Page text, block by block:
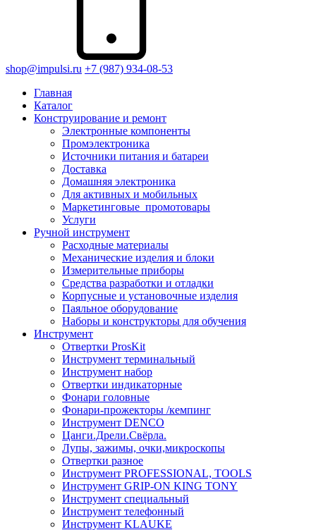
shop@impulsi.ru +7 (987) 934-08-53
Главная
Каталог
Конструирование и ремонт
Электронные компоненты
Промэлектроника
Источники питания и батареи
Доставка
Домашняя электроника
Для активных и мобильных
Маркетинговые_промотовары
Услуги
Ручной инструмент
Расходные материалы
Механические изделия и блоки
Измерительные приборы
Средства разработки и отладки
Корпусные и установочные изделия
Паяльное оборудование
Наборы и конструкторы для обучения
Инструмент
Отвертки ProsKit
Инструмент терминальный
Инструмент набор
Отвертки индикаторные
Фонари головные
Фонари-прожекторы /кемпинг
Инструмент DENCO
Цанги.Дрели.Свёрла.
Лупы, зажимы, очки,микроскопы
Отвертки разное
Инструмент PROFESSIONAL, TOOLS
Инструмент GRIP-ON KING TONY
Инструмент специальный
Инструмент телефонный
Инструмент KLAUKE